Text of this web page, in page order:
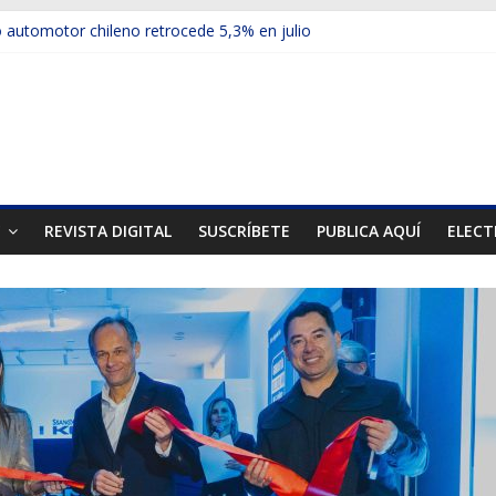
automotor chileno retrocede 5,3% en julio
presentó la recién estrenada Bolden en la Expo Compras
mercado internacional en lanzar la nueva Maxus T70
REVISTA DIGITAL SUSCRÍBETE PUBLICA AQUÍ